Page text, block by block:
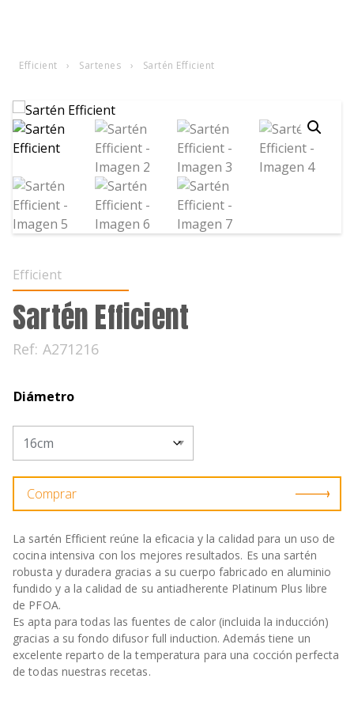
Efficient › Sartenes › Sartén Efficient
Efficient
Sartén Efficient
Ref: A271216
Diámetro
Comprar
La sartén Efficient reúne la eficacia y la calidad para un uso de
cocina intensiva con los mejores resultados. Es una sartén
robusta y duradera gracias a su cuerpo fabricado en aluminio
fundido y a la calidad de su antiadherente Platinum Plus libre
de PFOA.
Es apta para todas las fuentes de calor (incluida la inducción)
gracias a su fondo difusor full induction. Además tiene un
excelente reparto de la temperatura para una cocción perfecta
de todas nuestras recetas.